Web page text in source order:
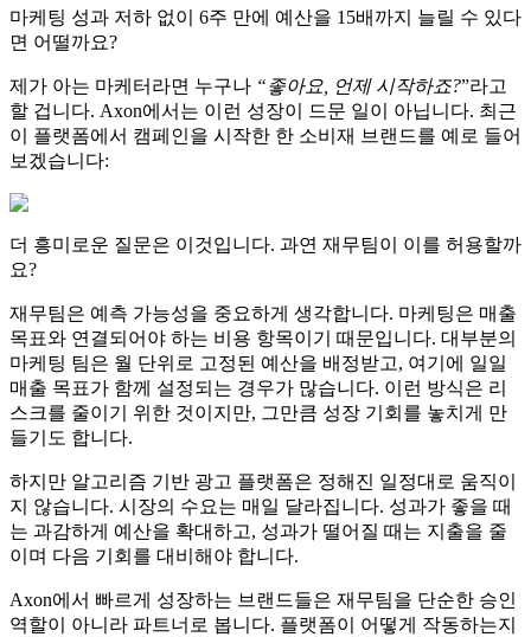
마케팅 성과 저하 없이 6주 만에 예산을 15배까지 늘릴 수 있다
면 어떨까요?
제가 아는 마케터라면 누구나 “좋아요, 언제 시작하죠?”라고
할 겁니다. Axon에서는 이런 성장이 드문 일이 아닙니다. 최근
이 플랫폼에서 캠페인을 시작한 한 소비재 브랜드를 예로 들어
보겠습니다:
더 흥미로운 질문은 이것입니다. 과연 재무팀이 이를 허용할까
요?
재무팀은 예측 가능성을 중요하게 생각합니다. 마케팅은 매출
목표와 연결되어야 하는 비용 항목이기 때문입니다. 대부분의
마케팅 팀은 월 단위로 고정된 예산을 배정받고, 여기에 일일
매출 목표가 함께 설정되는 경우가 많습니다. 이런 방식은 리
스크를 줄이기 위한 것이지만, 그만큼 성장 기회를 놓치게 만
들기도 합니다.
하지만 알고리즘 기반 광고 플랫폼은 정해진 일정대로 움직이
지 않습니다. 시장의 수요는 매일 달라집니다. 성과가 좋을 때
는 과감하게 예산을 확대하고, 성과가 떨어질 때는 지출을 줄
이며 다음 기회를 대비해야 합니다.
Axon에서 빠르게 성장하는 브랜드들은 재무팀을 단순한 승인
역할이 아니라 파트너로 봅니다. 플랫폼이 어떻게 작동하는지